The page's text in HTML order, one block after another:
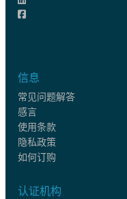
信息
常见问题解答
感言
使用条款
隐私政策
如何订购
认证机构